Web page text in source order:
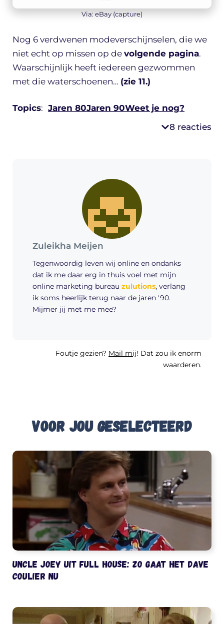
Via: eBay (capture)
Nog 6 verdwenen modeverschijnselen, die we
niet echt op missen op de volgende pagina.
Waarschijnlijk heeft iedereen gezwommen
met die waterschoenen… (zie 11.)
Topics: Jaren 80Jaren 90Weet je nog?
8 reacties
Zuleikha Meijen
Tegenwoordig leven wij online en ondanks
dat ik me daar erg in thuis voel met mijn
online marketing bureau zulutions, verlang
ik soms heerlijk terug naar de jaren '90.
Mijmer jij met me mee?
Foutje gezien? Mail mij! Dat zou ik enorm
waarderen.
Voor jou geselecteerd
Uncle Joey uit Full House: zo gaat het Dave
Coulier nu